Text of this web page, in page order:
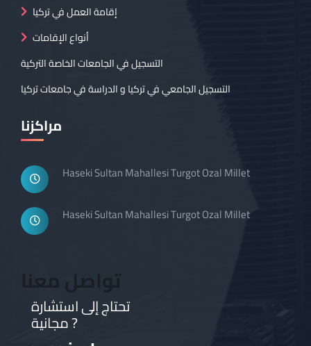
إقامة العمل في تركيا
أنواع الإقامات
التسجيل في الجامعات الخاصة التركية
التسجيل الجامعي في تركيا و الدراسة في جامعات تركيا
مراكزنا
Haseki Sultan Mahallesi Turgot Ozal Millet
Haseki Sultan Mahallesi Turgot Ozal Millet
تواصل معنا
تحتاج إلى استشارة
مجانية ?